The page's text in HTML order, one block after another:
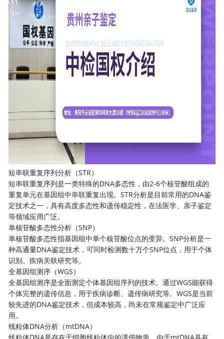
短串联重复序列分析（STR）
短串联重复序列是一类特殊的DNA多态性，由2-6个核苷酸组成的
重复单元在基因组中串联重复出现。STR分析是目前常用的DNA鉴
定技术之一，具有高度多态性和遗传稳定性，在法医学、亲子鉴定
等领域应用广泛。
单核苷酸多态性分析（SNP）
单核苷酸多态性指基因组中单个核苷酸位点的变异。SNP分析是一
种高通量DNA鉴定技术，可同时检测数十万个SNP位点，用于个体
识别、疾病关联研究等。
全基因组测序（WGS）
全基因组测序是全面测定个体基因组序列的技术。通过WGS能获得
个体完整的遗传信息，用于疾病诊断、遗传病研究等。WGS是当前
较先进的DNA鉴定技术，但成本较高，尚未在常规鉴定中广泛应
用。
线粒体DNA分析（mtDNA）